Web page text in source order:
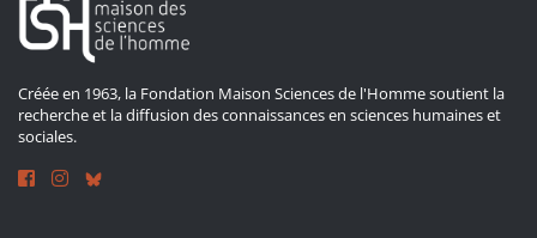
Créée en 1963, la Fondation Maison Sciences de l'Homme soutient la
recherche et la diffusion des connaissances en sciences humaines et
sociales.